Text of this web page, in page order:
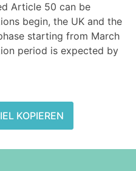
Article 50 can be
begin, the UK and the
starting from March
period is expected by
KOPIEREN